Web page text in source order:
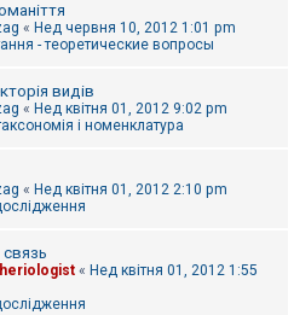
« Нед червня 10, 2012 1:01 pm
- теоретические вопросы
видів
« Нед квітня 01, 2012 9:02 pm
і номенклатура
« Нед квітня 01, 2012 2:10 pm
« Нед квітня 01, 2012 1:55